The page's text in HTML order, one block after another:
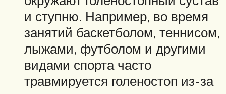
и ступню. Например, во время
занятий баскетболом, теннисом,
лыжами, футболом и другими
видами спорта часто
травмируется голеностоп из-за